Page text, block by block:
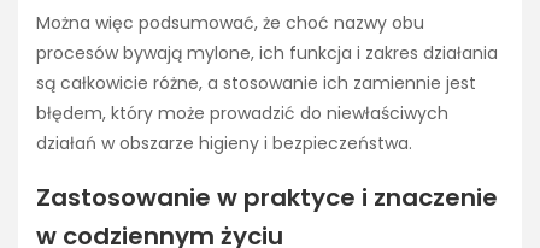
Można więc podsumować, że choć nazwy obu
procesów bywają mylone, ich funkcja i zakres działania
są całkowicie różne, a stosowanie ich zamiennie jest
błędem, który może prowadzić do niewłaściwych
działań w obszarze higieny i bezpieczeństwa.
Zastosowanie w praktyce i znaczenie
w codziennym życiu